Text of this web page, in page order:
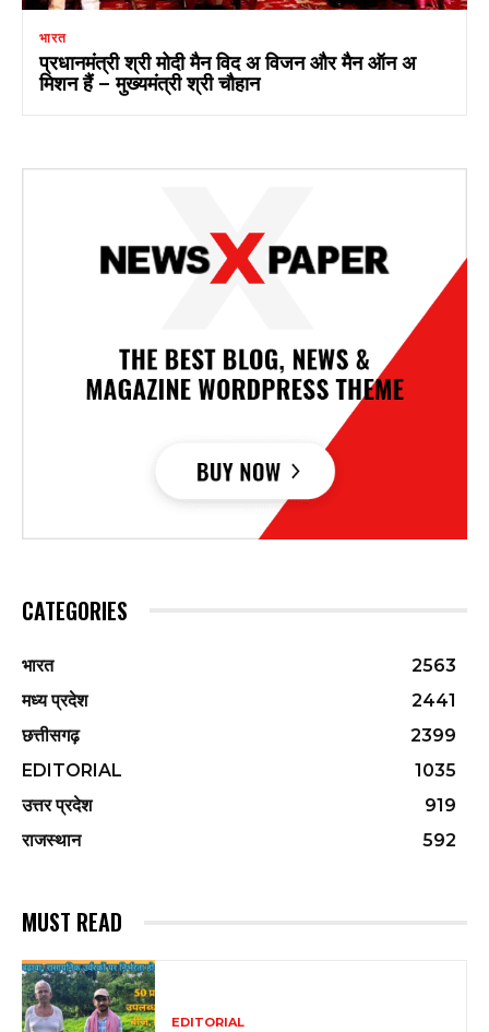
भारत
प्रधानमंत्री श्री मोदी मैन विद अ विजन और मैन ऑन अ
मिशन हैं – मुख्यमंत्री श्री चौहान
CATEGORIES
भारत
2563
मध्य प्रदेश
2441
छत्तीसगढ़
2399
EDITORIAL
1035
उत्तर प्रदेश
919
राजस्थान
592
MUST READ
EDITORIAL